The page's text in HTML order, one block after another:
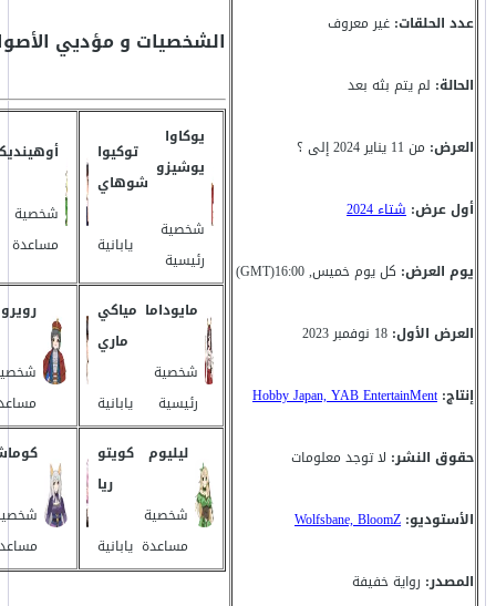
عدد الحلقات: غير معروف
الحالة: لم يتم بثه بعد
العرض: من 11 يناير 2024 إلى ؟
أول عرض: شتاء 2024
يوم العرض: كل يوم خميس, 16:00(GMT)
العرض الأول:
إنتاج:Hobby Japan, YAB EntertainMent
حقوق النشر: لا توجد معلومات
الأستوديو: Wolfsbane, BloomZ
المصدر: رواية خفيفة
الشخصيات و مؤديي
يوكاوا
يوشيزو
شخصية
رئيسية
توكيوا
شوهاي
يابانية
شخصية
مساعدة
مايوداما
شخصية
رئيسية
مياكي
ماري
يابانية
ليليوم
شخصية
مساعدة
كويتو
ريا
يابانية